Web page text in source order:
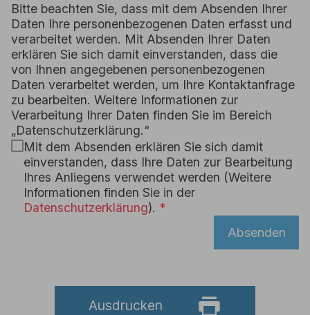
Bitte beachten Sie, dass mit dem Absenden Ihrer
Daten Ihre personenbezogenen Daten erfasst und
verarbeitet werden. Mit Absenden Ihrer Daten
erklären Sie sich damit einverstanden, dass die
von Ihnen angegebenen personenbezogenen
Daten verarbeitet werden, um Ihre Kontaktanfrage
zu bearbeiten. Weitere Informationen zur
Verarbeitung Ihrer Daten finden Sie im Bereich
„Datenschutzerklärung.“
Mit dem Absenden erklären Sie sich damit
einverstanden, dass Ihre Daten zur Bearbeitung
Ihres Anliegens verwendet werden (Weitere
Informationen finden Sie in der
Datenschutzerklärung).
Absenden
Ausdrucken